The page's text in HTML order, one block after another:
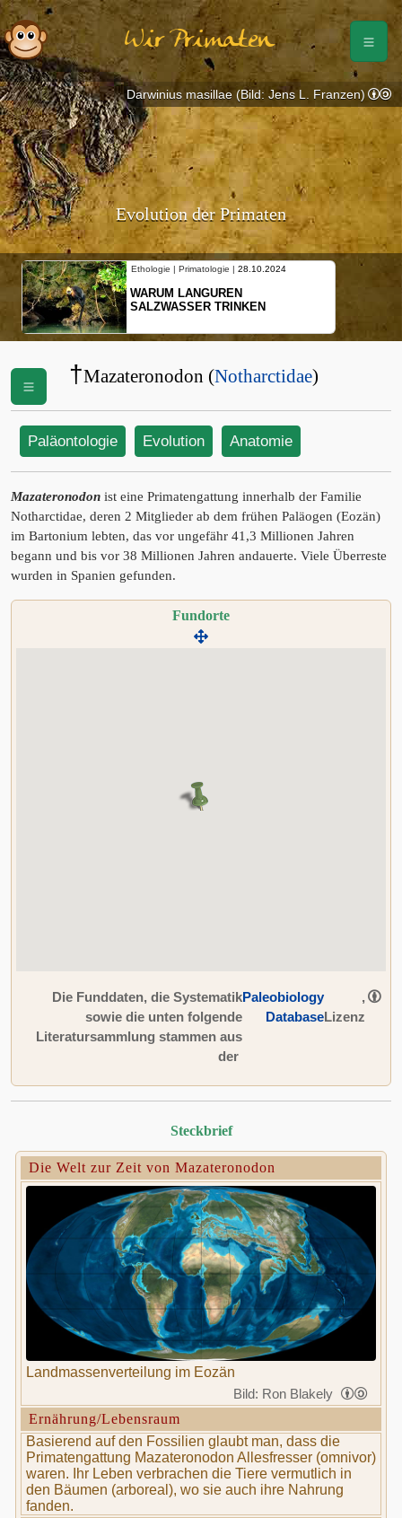
Wir Primaten
Evolution der Primaten
Ethologie | Primatologie | 28.10.2024
WARUM LANGUREN
SALZWASSER TRINKEN
Darwinius masillae (Bild: Jens L. Franzen)
†Mazateronodon (Notharctidae)
Paläontologie Evolution Anatomie
Mazateronodon ist eine Primatengattung innerhalb der Familie
Notharctidae, deren 2 Mitglieder ab dem frühen Paläogen (Eozän)
im Bartonium lebten, das vor ungefähr 41,3 Millionen Jahren
begann und bis vor 38 Millionen Jahren andauerte. Viele Überreste
wurden in Spanien gefunden.
Fundorte
Die Funddaten, die Systematik
sowie die unten folgende
Literatursammlung stammen aus
der
Paleobiology
Database
,
Lizenz
Steckbrief
Die Welt zur Zeit von Mazateronodon
Landmassenverteilung im Eozän
Bild: Ron Blakely
Ernährung/Lebensraum
Basierend auf den Fossilien glaubt man, dass die
Primatengattung Mazateronodon Allesfresser (omnivor)
waren. Ihr Leben verbrachen die Tiere vermutlich in
den Bäumen (arboreal), wo sie auch ihre Nahrung
fanden.